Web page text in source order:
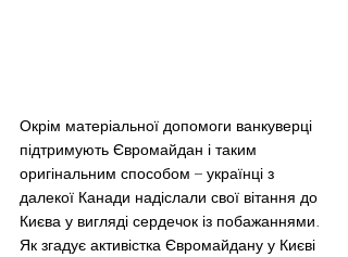
Окрім матеріальної допомоги ванкуверці
підтримують Євромайдан і таким
оригінальним способом – українці з
далекої Канади надіслали свої вітання до
Києва у вигляді сердечок із побажаннями.
Як згадує активістка Євромайдану у Києві